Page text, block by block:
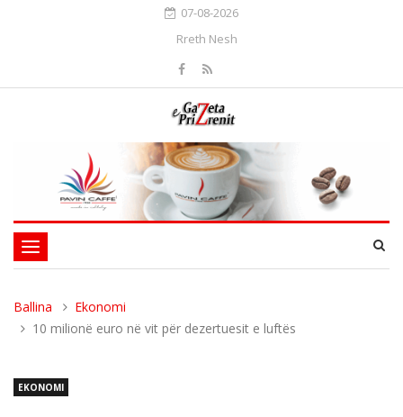
07-08-2026
Rreth Nesh
Toggle
navigation
Ballina
Ekonomi
10 milionë euro në vit për dezertuesit e luftës
EKONOMI